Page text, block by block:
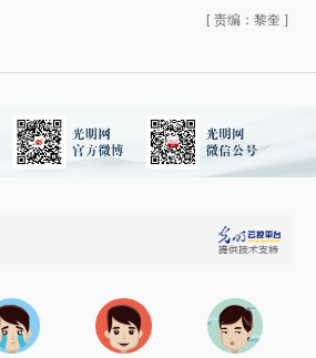
[ 责编：黎奎 ]